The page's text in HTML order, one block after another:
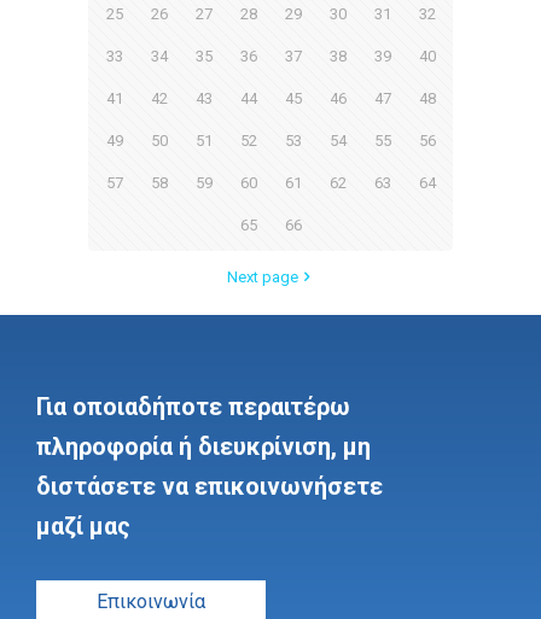
25 26 27 28 29 30 31 32
33 34 35 36 37 38 39 40
41 42 43 44 45 46 47 48
49 50 51 52 53 54 55 56
57 58 59 60 61 62 63 64
65 66
Next page
Για οποιαδήποτε περαιτέρω
πληροφορία ή διευκρίνιση, μη
διστάσετε να επικοινωνήσετε
μαζί μας
Επικοινωνία